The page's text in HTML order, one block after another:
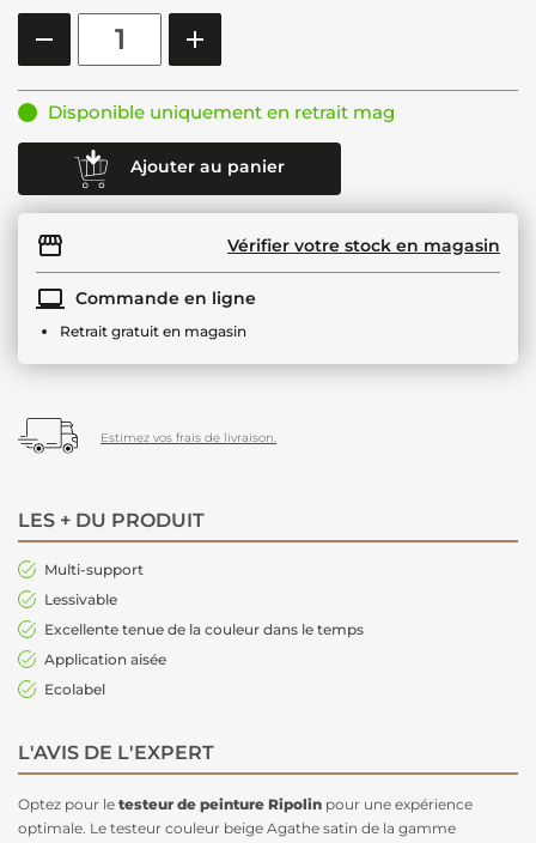
Disponible uniquement en retrait mag
Ajouter au panier
Vérifier votre stock en magasin
Commande en ligne
Retrait gratuit en magasin
Estimez vos frais de livraison.
LES + DU PRODUIT
Multi-support
Lessivable
Excellente tenue de la couleur dans le temps
Application aisée
Ecolabel
L'AVIS DE L'EXPERT
Optez pour le testeur de peinture Ripolin pour une expérience
optimale. Le testeur couleur beige Agathe satin de la gamme